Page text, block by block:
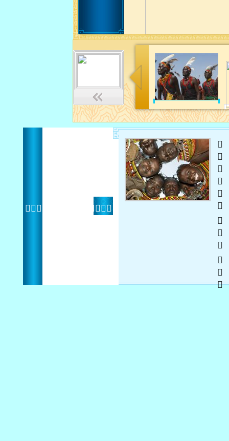
     